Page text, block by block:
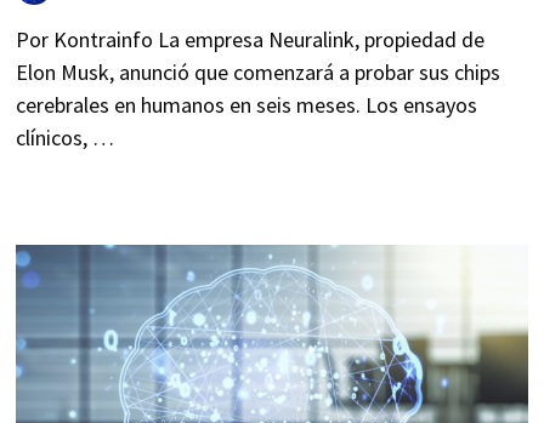
Por Kontrainfo La empresa Neuralink, propiedad de
Elon Musk, anunció que comenzará a probar sus chips
cerebrales en humanos en seis meses. Los ensayos
clínicos, …